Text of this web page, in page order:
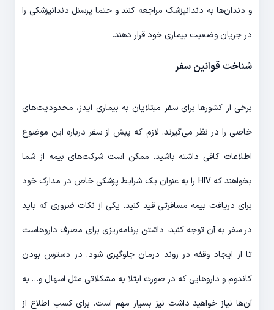
و دندان‌ها به دندانپزشک مراجعه کنند و حتما پرسنل دندانپزشکی را
در جریان وضعیت بیماری خود قرار دهند.
شناخت قوانین سفر
برخی از کشورها برای سفر مبتلایان به بیماری ایدز، محدودیت‌های
خاصی را در نظر می‌گیرند. لازم که پیش از سفر درباره این موضوع
اطلاعات کافی داشته باشید. ممکن است شرکت‌های بیمه از شما
بخواهند که HIV را به عنوان یک شرایط پزشکی خاص در مدارک خود
برای دریافت بیمه مسافرتی قید کنید. یکی از نکات ضروری که باید
در سفر به آن توجه کنید، داشتن برنامه‌ریزی برای مصرف داروهاست
تا از ایجاد وقفه در روند درمان جلوگیری شود. در دسترس بودن
کاندوم و داروهایی که در صورت ابتلا به مشکلاتی مثل اسهال و… به
آن‌ها نیاز خواهید داشت نیز بسیار مهم است. برای کسب اطلاع از